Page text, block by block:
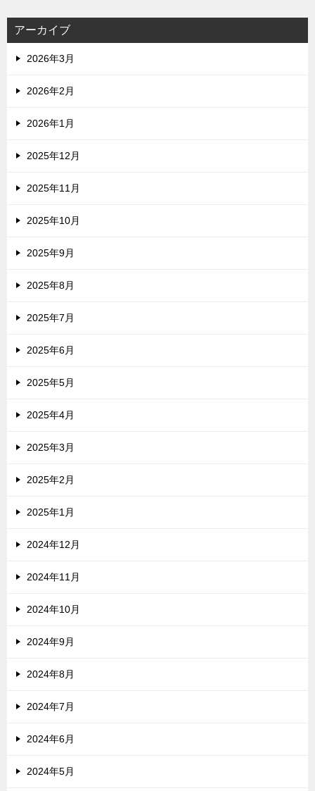
アーカイブ
2026年3月
2026年2月
2026年1月
2025年12月
2025年11月
2025年10月
2025年9月
2025年8月
2025年7月
2025年6月
2025年5月
2025年4月
2025年3月
2025年2月
2025年1月
2024年12月
2024年11月
2024年10月
2024年9月
2024年8月
2024年7月
2024年6月
2024年5月